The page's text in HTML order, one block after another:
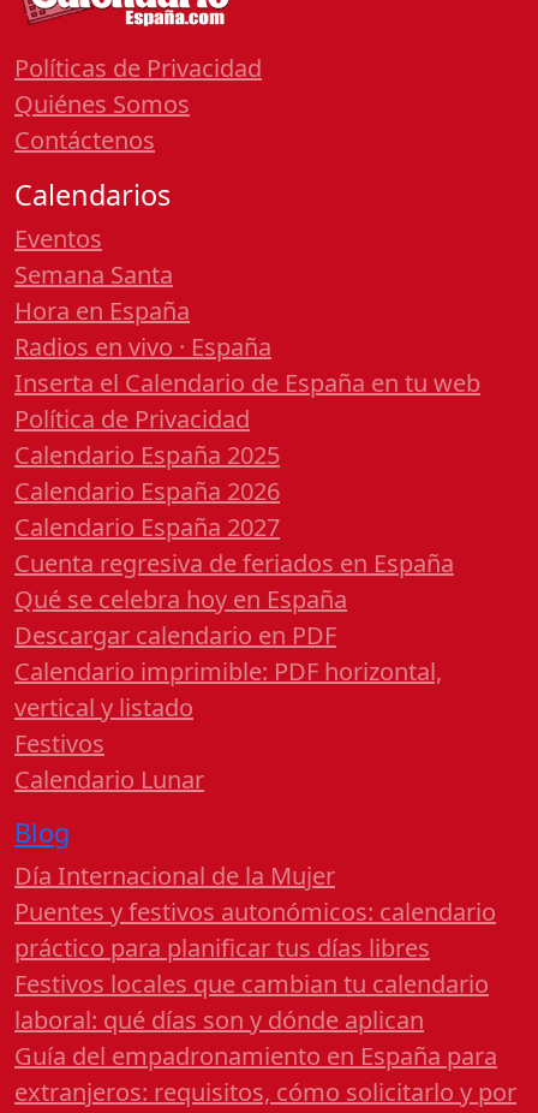
Políticas de Privacidad
Quiénes Somos
Contáctenos
Calendarios
Eventos
Semana Santa
Hora en España
Radios en vivo · España
Inserta el Calendario de España en tu web
Política de Privacidad
Calendario España 2025
Calendario España 2026
Calendario España 2027
Cuenta regresiva de feriados en España
Qué se celebra hoy en España
Descargar calendario en PDF
Calendario imprimible: PDF horizontal,
vertical y listado
Festivos
Calendario Lunar
Blog
Día Internacional de la Mujer
Puentes y festivos autonómicos: calendario
práctico para planificar tus días libres
Festivos locales que cambian tu calendario
laboral: qué días son y dónde aplican
Guía del empadronamiento en España para
extranjeros: requisitos, cómo solicitarlo y por